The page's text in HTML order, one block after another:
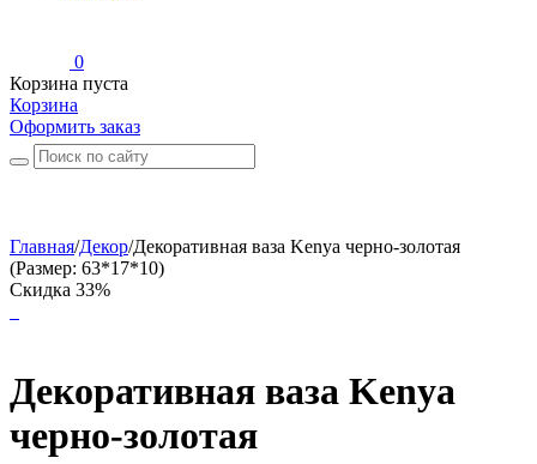
0
Корзина пуста
Корзина
Оформить заказ
Главная/Декор/Декоративная ваза Kenya черно-золотая
(Размер: 63*17*10)
Скидка 33%
Декоративная ваза Kenya
черно-золотая